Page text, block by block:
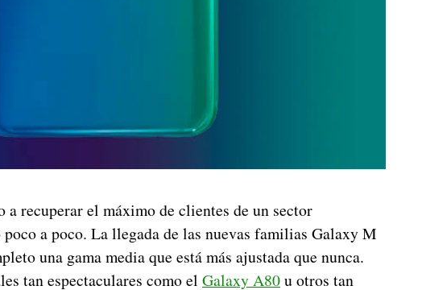
recuperar el máximo de clientes de un sector
a poco. La llegada de las nuevas familias Galaxy M
una gama media que está más ajustada que nunca.
tan espectaculares como el Galaxy A80u otros tan